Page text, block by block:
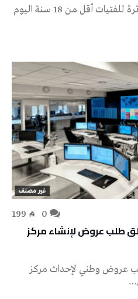
تُوِج المنتخب الوطني للكرة الطائرة للفتيات أقل من 18 سنة اليوم
غير مصنف
199
طلب عروض لإنشاء مركز
عروض وطني لإحداث مركز